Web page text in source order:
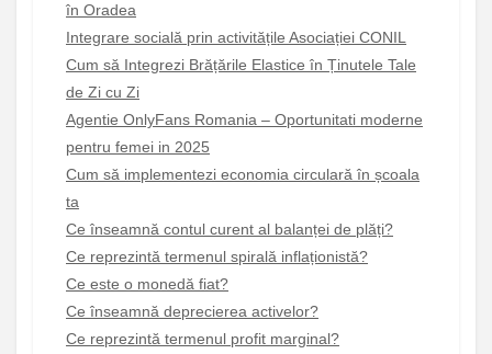
în Oradea
Integrare socială prin activitățile Asociației CONIL
Cum să Integrezi Brățările Elastice în Ținutele Tale
de Zi cu Zi
Agentie OnlyFans Romania – Oportunitati moderne
pentru femei in 2025
Cum să implementezi economia circulară în școala
ta
Ce înseamnă contul curent al balanței de plăți?
Ce reprezintă termenul spirală inflaționistă?
Ce este o monedă fiat?
Ce înseamnă deprecierea activelor?
Ce reprezintă termenul profit marginal?